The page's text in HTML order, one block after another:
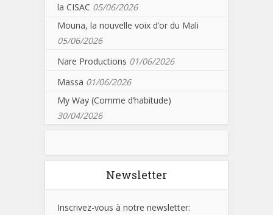
la CISAC 05/06/2026
Mouna, la nouvelle voix d’or du Mali
05/06/2026
Nare Productions 01/06/2026
Massa 01/06/2026
My Way (Comme d’habitude)
30/04/2026
Newsletter
Inscrivez-vous à notre newsletter: